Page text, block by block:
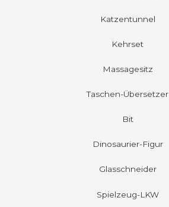
Katzentunnel
Kehrset
Massagesitz
Taschen-Übersetzer
Bit
Dinosaurier-Figur
Glasschneider
Spielzeug-LKW